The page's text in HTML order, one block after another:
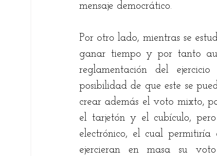
mensaje democrático.
Por otro lado, mientras se
ganar tiempo y por tanto
reglamentación del
posibilidad de que este se
crear además el voto mixto,
el tarjetón y el cubículo,
electrónico, el cual permitiría
ejercieran en masa su